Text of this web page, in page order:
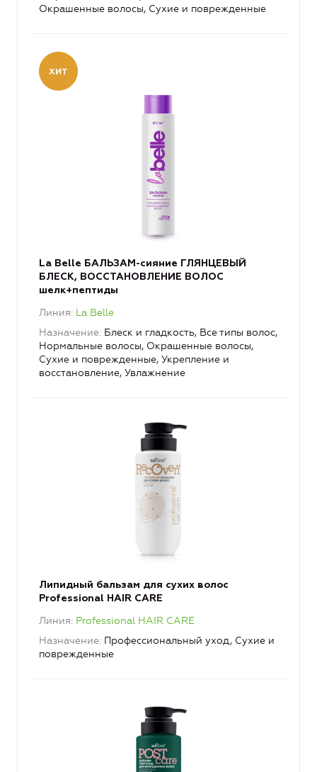
Окрашенные волосы, Сухие и поврежденные
La Belle БАЛЬЗАМ-сияние ГЛЯНЦЕВЫЙ
БЛЕСК, ВОССТАНОВЛЕНИЕ ВОЛОС
шелк+пептиды
Линия La Belle
Назначение Блеск и гладкость, Все типы волос,
Нормальные волосы, Окрашенные волосы,
Сухие и поврежденные, Укрепление и
восстановление, Увлажнение
Липидный бальзам для сухих волос
Professional HAIR CARE
Линия Professional HAIR CARE
Назначение Профессиональный уход, Сухие и
поврежденные